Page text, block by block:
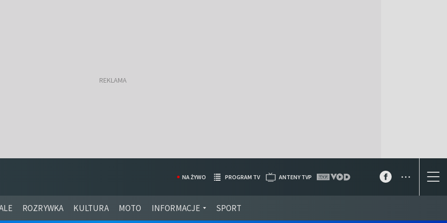
ROZRYWKA KULTURA MOTO INFORMACJE SPORT
NA ŻYWO PROGRAM TV ANTENY TVP ...